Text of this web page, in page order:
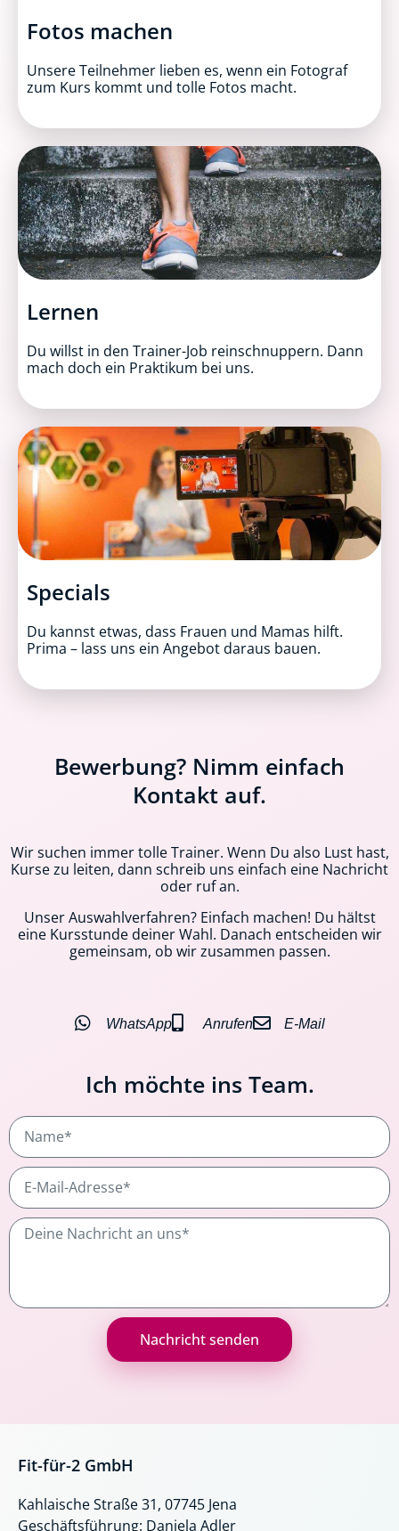
Fotos machen​
Unsere Teilnehmer lieben es, wenn ein Fotograf
zum Kurs kommt und tolle Fotos macht.
Lernen
Du willst in den Trainer-Job reinschnuppern. Dann
mach doch ein Praktikum bei uns.
Specials
Du kannst etwas, dass Frauen und Mamas hilft.
Prima – lass uns ein Angebot daraus bauen.
Bewerbung? Nimm einfach
Kontakt auf.
Wir suchen immer tolle Trainer. Wenn Du also Lust hast,
Kurse zu leiten, dann schreib uns einfach eine Nachricht
oder ruf an.
Unser Auswahlverfahren? Einfach machen! Du hältst
eine Kursstunde deiner Wahl. Danach entscheiden wir
gemeinsam, ob wir zusammen passen.
WhatsApp Anrufen E-Mail
Ich möchte ins Team.
Name
E-
Mail-
Adresse
Nachricht
Nachricht senden
Fit-für-2 GmbH
Kahlaische Straße 31, 07745 Jena
Geschäftsführung: Daniela Adler